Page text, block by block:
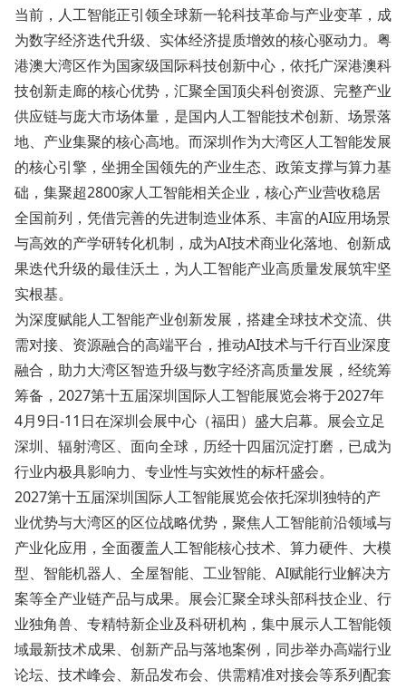
当前，人工智能正引领全球新一轮科技革命与产业变革，成
为数字经济迭代升级、实体经济提质增效的核心驱动力。粤
港澳大湾区作为国家级国际科技创新中心，依托广深港澳科
技创新走廊的核心优势，汇聚全国顶尖科创资源、完整产业
供应链与庞大市场体量，是国内人工智能技术创新、场景落
地、产业集聚的核心高地。而深圳作为大湾区人工智能发展
的核心引擎，坐拥全国领先的产业生态、政策支撑与算力基
础，集聚超2800家人工智能相关企业，核心产业营收稳居
全国前列，凭借完善的先进制造业体系、丰富的AI应用场景
与高效的产学研转化机制，成为AI技术商业化落地、创新成
果迭代升级的最佳沃土，为人工智能产业高质量发展筑牢坚
实根基。
为深度赋能人工智能产业创新发展，搭建全球技术交流、供
需对接、资源融合的高端平台，推动AI技术与千行百业深度
融合，助力大湾区智造升级与数字经济高质量发展，经统筹
筹备，2027第十五届深圳国际人工智能展览会将于2027年
4月9日-11日在深圳会展中心（福田）盛大启幕。展会立足
深圳、辐射湾区、面向全球，历经十四届沉淀打磨，已成为
行业内极具影响力、专业性与实效性的标杆盛会。
2027第十五届深圳国际人工智能展览会依托深圳独特的产
业优势与大湾区的区位战略优势，聚焦人工智能前沿领域与
产业化应用，全面覆盖人工智能核心技术、算力硬件、大模
型、智能机器人、全屋智能、工业智能、AI赋能行业解决方
案等全产业链产品与成果。展会汇聚全球头部科技企业、行
业独角兽、专精特新企业及科研机构，集中展示人工智能领
域最新技术成果、创新产品与落地案例，同步举办高端行业
论坛、技术峰会、新品发布会、供需精准对接会等系列配套